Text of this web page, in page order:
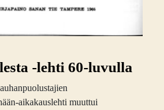
-lehti 60-luvulla
aikakauslehti muuttui